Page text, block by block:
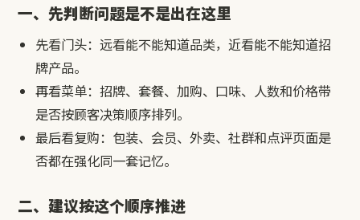
一、先判断问题是不是出在这里
先看门头：远看能不能知道品类，近看能不能知道招
牌产品。
再看菜单：招牌、套餐、加购、口味、人数和价格带
是否按顾客决策顺序排列。
最后看复购：包装、会员、外卖、社群和点评页面是
否都在强化同一套记忆。
二、建议按这个顺序推进